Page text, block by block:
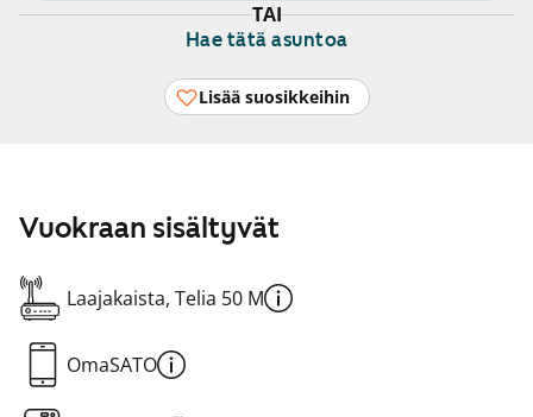
TAI
Hae tätä asuntoa
Lisää suosikkeihin
Vuokraan sisältyvät
Laajakaista, Telia 50 M
OmaSATO